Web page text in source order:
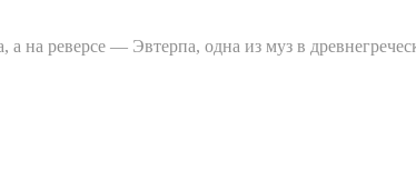
на реверсе — Эвтерпа, одна из муз в